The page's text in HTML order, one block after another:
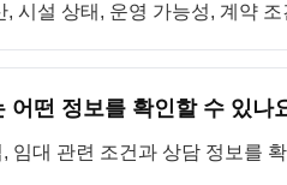
시설 상태, 운영 가능성, 계약
어떤 정보를 확인할 수 있나
임대 관련 조건과 상담 정보를